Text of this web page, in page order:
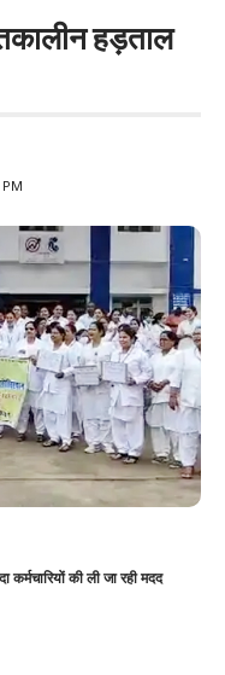
हड़ताल
कर्मचारियों की ली जा रही मदद